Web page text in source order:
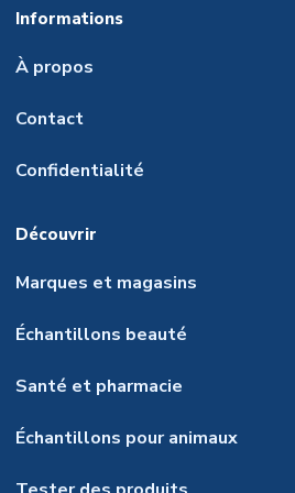
Informations
À propos
Contact
Confidentialité
Découvrir
Marques et magasins
Échantillons beauté
Santé et pharmacie
Échantillons pour animaux